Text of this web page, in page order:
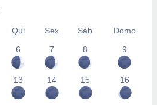
Qui Sex Sáb
Domo
6
7 8 9
13 14 15 16